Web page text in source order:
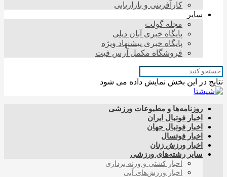
کارآفرینی و بازاریابی
سایر
مجله گولت
پایگاه خبری آبان دیلی
پایگاه خبری پیشنهاد ویژه
فروشگاه مکمل آرس فیت
نتایج در این بخش نمایش داده می شود
روزنامه‌ها و مطبوعات ورزشی
اخبار فوتبال ایران
اخبار فوتبال جهان
اخبار فوتسال
اخبار ورزش زنان
سایر رشته‌های ورزشی
اخبار کشتی و وزنه برداری
اخبار ورزش‌های آبی